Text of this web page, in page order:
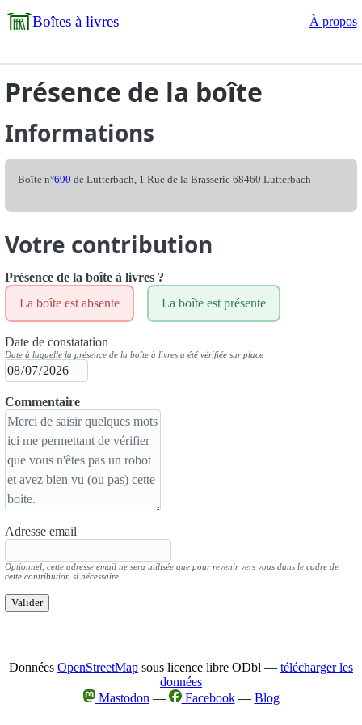
Boîtes à livres À propos
Présence de la boîte
Informations
Boîte n°690 de Lutterbach, 1 Rue de la Brasserie 68460 Lutterbach
Votre contribution
Présence de la boîte à livres ?
La boîte est absente
La boîte est présente
Date de constatation
Date à laquelle la présence de la boîte à livres a été vérifiée sur place
Commentaire
Adresse email
Optionnel, cette adresse email ne sera utilisée que pour revenir vers vous dans le cadre de
cette contribution si nécessaire.
Valider
Données OpenStreetMap sous licence libre ODbl — télécharger les
données
Mastodon — Facebook— Blog